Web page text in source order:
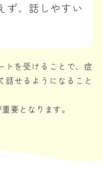
ず、話しやすい
トを受けることで、症
話せるようになること
要となります。